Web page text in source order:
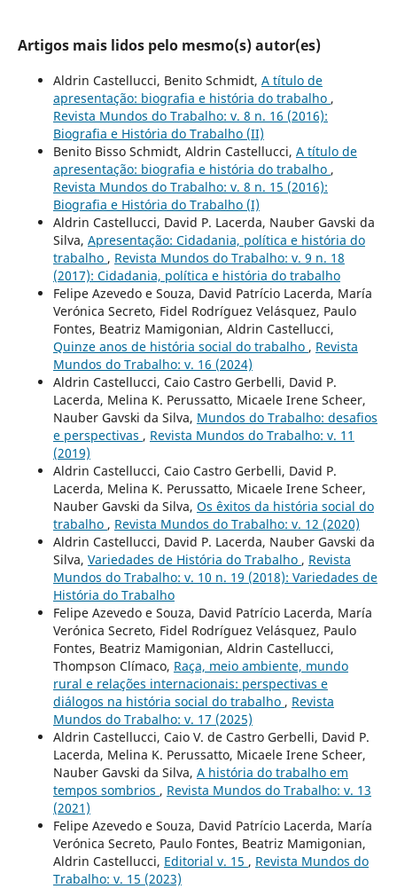
Artigos mais lidos pelo mesmo(s) autor(es)
Aldrin Castellucci, Benito Schmidt, A título de
apresentação: biografia e história do trabalho ,
Revista Mundos do Trabalho: v. 8 n. 16 (2016):
Biografia e História do Trabalho (II)
Benito Bisso Schmidt, Aldrin Castellucci, A título de
apresentação: biografia e história do trabalho ,
Revista Mundos do Trabalho: v. 8 n. 15 (2016):
Biografia e História do Trabalho (I)
Aldrin Castellucci, David P. Lacerda, Nauber Gavski da
Silva, Apresentação: Cidadania, política e história do
trabalho , Revista Mundos do Trabalho: v. 9 n. 18
(2017): Cidadania, política e história do trabalho
Felipe Azevedo e Souza, David Patrício Lacerda, María
Verónica Secreto, Fidel Rodríguez Velásquez, Paulo
Fontes, Beatriz Mamigonian, Aldrin Castellucci,
Quinze anos de história social do trabalho , Revista
Mundos do Trabalho: v. 16 (2024)
Aldrin Castellucci, Caio Castro Gerbelli, David P.
Lacerda, Melina K. Perussatto, Micaele Irene Scheer,
Nauber Gavski da Silva, Mundos do Trabalho: desafios
e perspectivas , Revista Mundos do Trabalho: v. 11
(2019)
Aldrin Castellucci, Caio Castro Gerbelli, David P.
Lacerda, Melina K. Perussatto, Micaele Irene Scheer,
Nauber Gavski da Silva, Os êxitos da história social do
trabalho , Revista Mundos do Trabalho: v. 12 (2020)
Aldrin Castellucci, David P. Lacerda, Nauber Gavski da
Silva, Variedades de História do Trabalho , Revista
Mundos do Trabalho: v. 10 n. 19 (2018): Variedades de
História do Trabalho
Felipe Azevedo e Souza, David Patrício Lacerda, María
Verónica Secreto, Fidel Rodríguez Velásquez, Paulo
Fontes, Beatriz Mamigonian, Aldrin Castellucci,
Thompson Clímaco, Raça, meio ambiente, mundo
rural e relações internacionais: perspectivas e
diálogos na história social do trabalho , Revista
Mundos do Trabalho: v. 17 (2025)
Aldrin Castellucci, Caio V. de Castro Gerbelli, David P.
Lacerda, Melina K. Perussatto, Micaele Irene Scheer,
Nauber Gavski da Silva, A história do trabalho em
tempos sombrios , Revista Mundos do Trabalho: v. 13
(2021)
Felipe Azevedo e Souza, David Patrício Lacerda, María
Verónica Secreto, Paulo Fontes, Beatriz Mamigonian,
Aldrin Castellucci, Editorial v. 15 , Revista Mundos do
Trabalho: v. 15 (2023)